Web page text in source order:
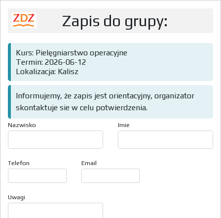
Zapis do grupy:
Kurs: Pielęgniarstwo operacyjne
Termin: 2026-06-12
Lokalizacja: Kalisz
Informujemy, że zapis jest orientacyjny, organizator
skontaktuje sie w celu potwierdzenia.
Nazwisko Imie
Telefon Email
Uwagi